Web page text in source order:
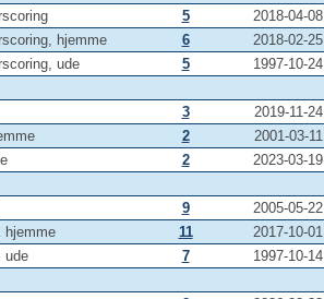
5
2018-04-08
hjemme
6
2018-02-25
ude
5 1997-10-24
3
2019-11-24
2
2001-03-11
2 2023-03-19
9
2005-05-22
hjemme
11
2017-10-01
ude
7 1997-10-14